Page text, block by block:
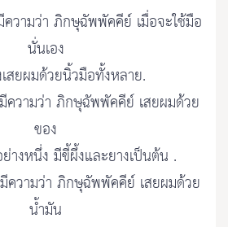
วามว่า ภิกษุฉัพพัคคีย์ เมื่อจะใช้มือ
นั่นเอง
สยผมด้วยนิ้วมือทั้งหลาย.
ความว่า ภิกษุฉัพพัคคีย์ เสยผมด้วย
ของ
างหนึ่ง มีขี้ผึ้งและยางเป็นต้น .
ความว่า ภิกษุฉัพพัคคีย์ เสยผมด้วย
น้ำมัน